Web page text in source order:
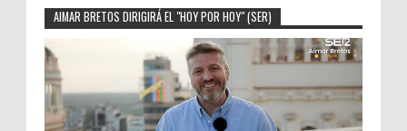
AIMAR BRETOS DIRIGIRÁ EL "HOY POR HOY" (SER)